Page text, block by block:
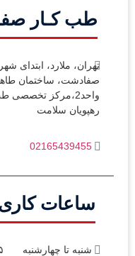
طب کـار
تهران، ملارد، ابتدای
صفادشت، ساختمان
واحد2،مرکز تخصصی
رهپویان سلامت
02165439455
ساعات
شنبه تا چهارشنبه